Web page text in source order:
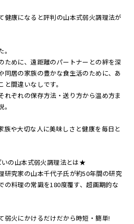
健康になると評判の山本式弱火調理法が
ために、遠距離のパートナーとの絆を深
同居の家族の豊かな食生活のために、あ
間違いなしです。
れぞれの保存方法・送り方から温め方ま
族や大切な人に美味しさと健康を毎日と
の山本式弱火調理法とは★
研究家の山本千代子氏が約50年間の研究
の料理の常識を180度覆す、超画期的な
火にかけるだけだから時短・簡単!